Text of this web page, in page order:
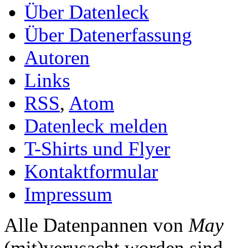
Über Datenleck
Über Datenerfassung
Autoren
Links
RSS, Atom
Datenleck melden
T-Shirts und Flyer
Kontaktformular
Impressum
Alle Datenpannen von